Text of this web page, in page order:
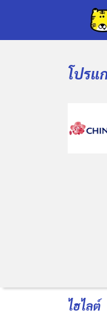
โปรแ
ไฮไลต์